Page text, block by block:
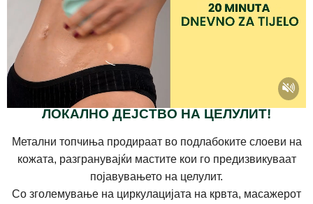
ЛОКАЛНО ДЕЈСТВО НА ЦЕЛУЛИТ!
Метални топчиња продираат во подлабоките слоеви на
кожата, разгранувајќи мастите кои го предизвикуваат
појавувањето на целулит.
Со зголемување на циркулацијата на крвта, масажерот